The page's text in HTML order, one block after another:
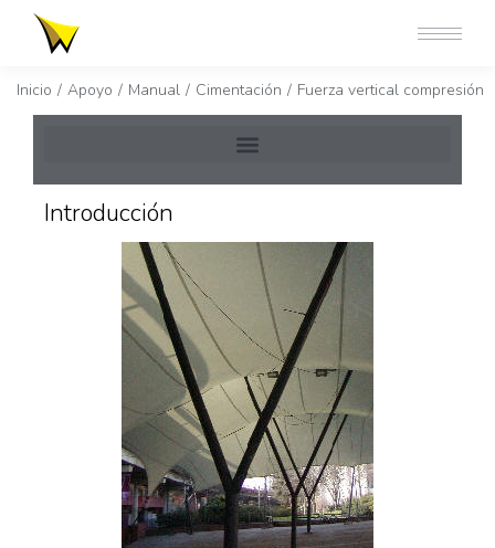
Estás aquí:
Inicio Apoyo Manual Cimentación Fuerza vertical compresión
Introducción